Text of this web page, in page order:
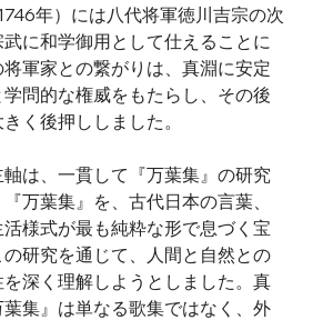
年）には八代将軍徳川吉宗の次
に和学御用として仕えることに
軍家との繋がりは、真淵に安定
問的な権威をもたらし、その後
く後押ししました。
は、一貫して『万葉集』の研究
万葉集』を、古代日本の言葉、
様式が最も純粋な形で息づく宝
研究を通じて、人間と自然との
深く理解しようとしました。真
集』は単なる歌集ではなく、外